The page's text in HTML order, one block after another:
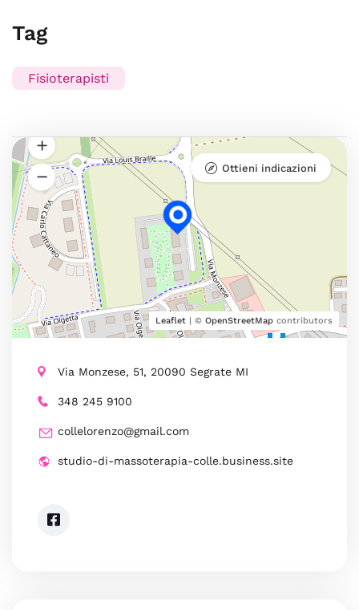
Tag
Fisioterapisti
Leaflet | © OpenStreetMap contributors
Ottieni indicazioni
Via Monzese, 51, 20090 Segrate MI
348 245 9100
collelorenzo@gmail.com
studio-di-massoterapia-colle.business.site